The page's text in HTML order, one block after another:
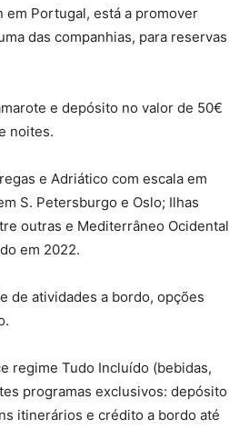
em Portugal, está a promover
das companhias, para reservas
e depósito no valor de 50€
noites.
e Adriático com escala em
S. Petersburgo e Oslo; Ilhas
outras e Mediterrâneo Ocidental
em 2022.
de atividades a bordo, opções
regime Tudo Incluído (bebidas,
programas exclusivos: depósito
itinerários e crédito a bordo até